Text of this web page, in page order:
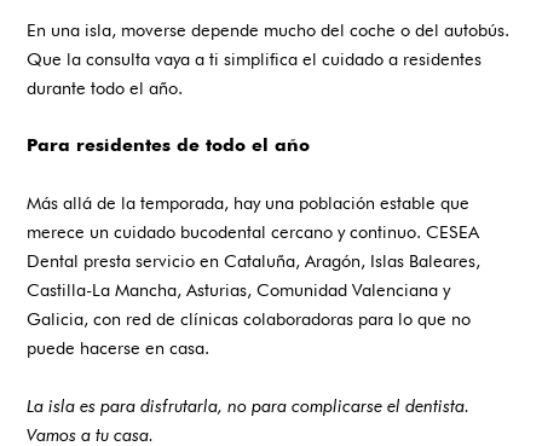
En una isla, moverse depende mucho del coche o del autobús.
Que la consulta vaya a ti simplifica el cuidado a residentes
durante todo el año.
Para residentes de todo el año
Más allá de la temporada, hay una población estable que
merece un cuidado bucodental cercano y continuo. CESEA
Dental presta servicio en Cataluña, Aragón, Islas Baleares,
Castilla-La Mancha, Asturias, Comunidad Valenciana y
Galicia, con red de clínicas colaboradoras para lo que no
puede hacerse en casa.
La isla es para disfrutarla, no para complicarse el dentista.
Vamos a tu casa.